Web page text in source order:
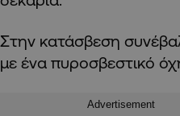
Στην κατάσβεση
με ένα πυροσβεστικό
Advertisement